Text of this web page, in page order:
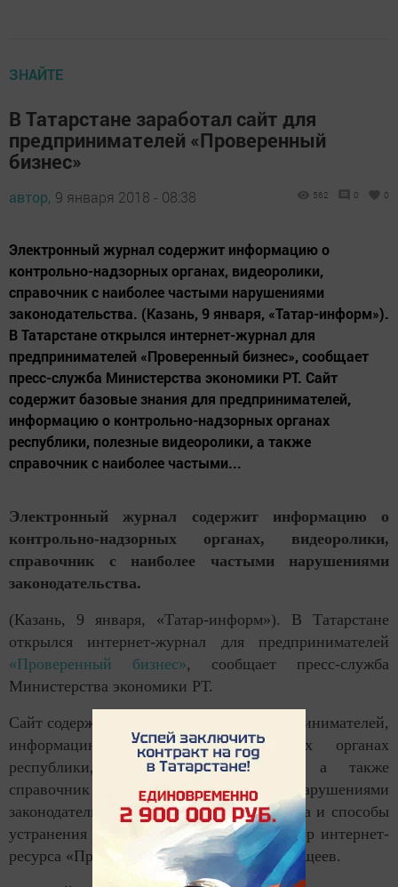
ЗНАЙТЕ
В Татарстане заработал сайт для
предпринимателей «Проверенный
бизнес»
автор, 9 января 2018 - 08:38 562 0 0
Электронный журнал содержит информацию о
контрольно-надзорных органах, видеоролики,
справочник с наиболее частыми нарушениями
законодательства. (Казань, 9 января, «Татар-информ»).
В Татарстане открылся интернет-журнал для
предпринимателей «Проверенный бизнес», сообщает
пресс-служба Министерства экономики РТ. Сайт
содержит базовые знания для предпринимателей,
информацию о контрольно-надзорных органах
республики, полезные видеоролики, а также
справочник с наиболее частыми...
Электронный журнал содержит информацию о
контрольно-надзорных органах, видеоролики,
справочник с наиболее частыми нарушениями
законодательства.
(Казань, 9 января, «Татар-информ»). В Татарстане
открылся интернет-журнал для предпринимателей
«Проверенный бизнес», сообщает пресс-служба
Министерства экономики РТ.
Сайт содержит базовые знания для предпринимателей,
информацию о контрольно-надзорных органах
республики, полезные видеоролики, а также
справочник с наиболее частыми нарушениями
законодательства представителями бизнеса и способы
устранения нарушений, рассказал редактор интернет-
ресурса «Проверенный бизнес» Сергей Кощеев.